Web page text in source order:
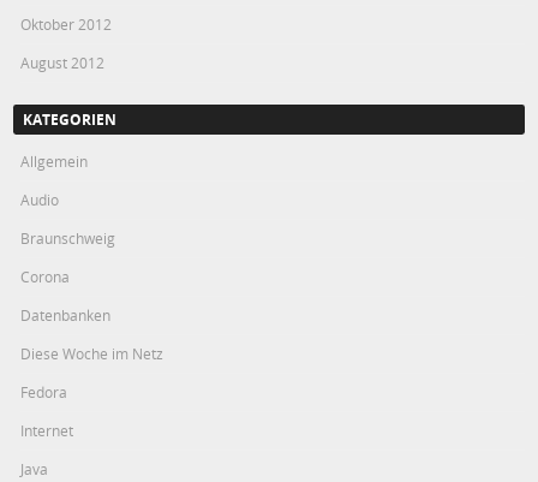
Oktober 2012
August 2012
KATEGORIEN
Allgemein
Audio
Braunschweig
Corona
Datenbanken
Diese Woche im Netz
Fedora
Internet
Java